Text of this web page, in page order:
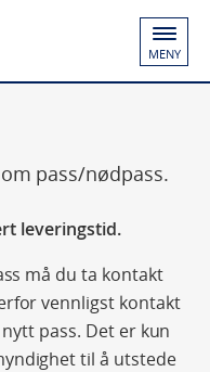
MENY
pass/nødpass.
leveringstid.
må du ta kontakt
vennligst kontakt
pass. Det er kun
til å utstede